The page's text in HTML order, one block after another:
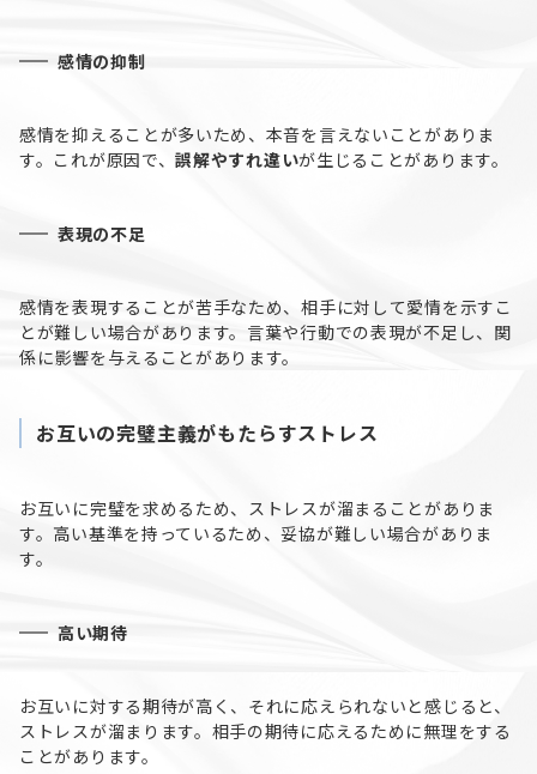
感情の抑制
感情を抑えることが多いため、本音を言えないことがありま
す。これが原因で、誤解やすれ違いが生じることがあります。
表現の不足
感情を表現することが苦手なため、相手に対して愛情を示すこ
とが難しい場合があります。言葉や行動での表現が不足し、関
係に影響を与えることがあります。
お互いの完璧主義がもたらすストレス
お互いに完璧を求めるため、ストレスが溜まることがありま
す。高い基準を持っているため、妥協が難しい場合がありま
す。
高い期待
お互いに対する期待が高く、それに応えられないと感じると、
ストレスが溜まります。相手の期待に応えるために無理をする
ことがあります。